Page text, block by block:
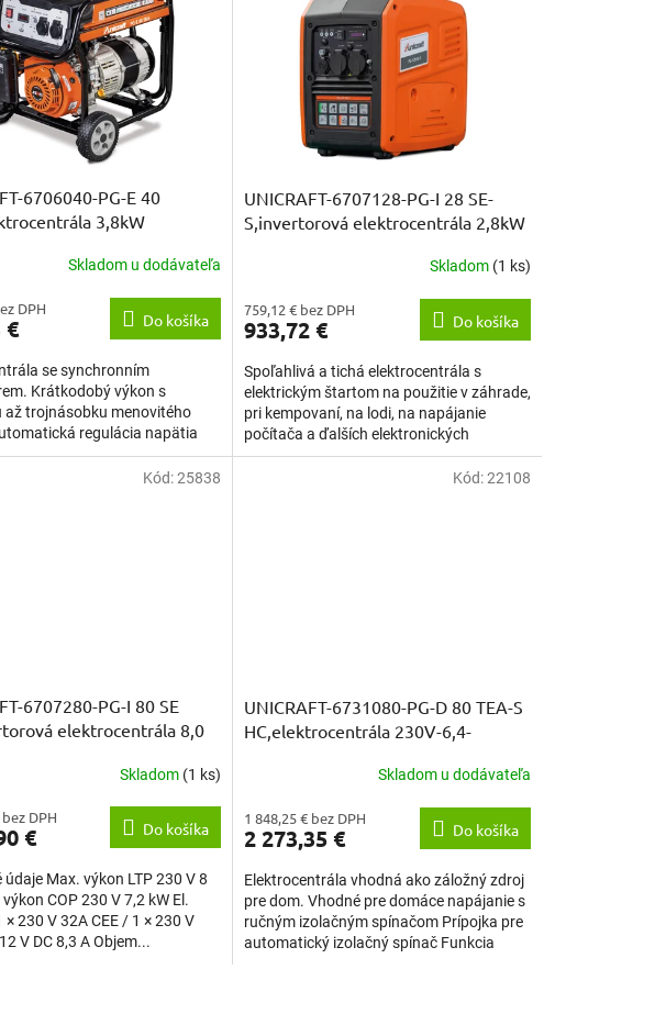
6706040-PG-E 40
3,8kW
Skladom u dodávateľa
DPH
€ Do košíka
se synchronním
Krátkodobý výkon s
až trojnásobku menovitého
regulácia napätia
istič chráni pred...
UNICRAFT-6707128-PG-I 28 SE-
S,invertorová elektrocentrála 2,8kW
Skladom (1 ks)
759,12 € bez DPH
933,72 € Do košíka
Spoľahlivá a tichá elektrocentrála s
elektrickým štartom na použitie v záhrade,
pri kempovaní, na lodi, na napájanie
počítača a ďalších elektronických
zariadení. Moderná...
6707280-PG-I 80 SE
elektrocentrála 8,0
Skladom (1 ks)
DPH
€ Do košíka
údaje Max. výkon LTP 230 V 8
výkon COP 230 V 7,2 kW El.
× 230 V 32A CEE / 1 × 230 V
V DC 8,3 A Objem...
Kód:25838
UNICRAFT-6731080-PG-D 80 TEA-S
HC,elektrocentrála 230V-6,4-
Skladom u dodávateľa
1 848,25 € bez DPH
2 273,35 € Do košíka
Elektrocentrála vhodná ako záložný zdroj
pre dom. Vhodné pre domáce napájanie s
ručným izolačným spínačom Prípojka pre
automatický izolačný spínač Funkcia
Kód:22108